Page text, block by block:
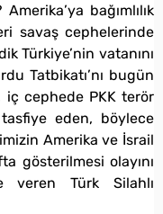
bağımlılık
savaş cephelerinde
Türkiye’nin vatanını
Tatbikatı’nı bugün
iç cephede PKK terör
eden, böylece
Amerika ve İsrail
gösterilmesi olayını
veren Türk Silahlı